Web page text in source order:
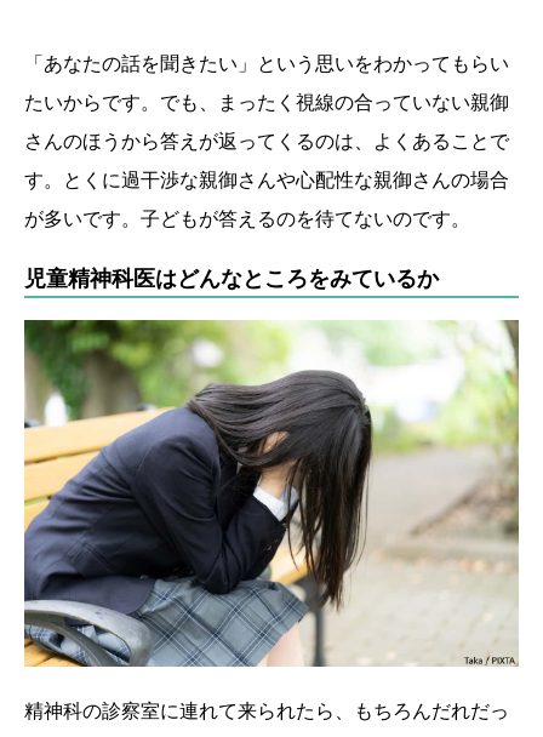
「あなたの話を聞きたい」という思いをわかってもらい
たいからです。でも、まったく視線の合っていない親御
さんのほうから答えが返ってくるのは、よくあることで
す。とくに過干渉な親御さんや心配性な親御さんの場合
が多いです。子どもが答えるのを待てないのです。
児童精神科医はどんなところをみているか
精神科の診察室に連れて来られたら、もちろんだれだっ